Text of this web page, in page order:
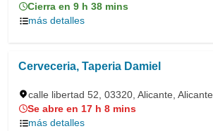
Cierra en 9 h 38 mins
más detalles
Cerveceria, Taperia Damiel
calle libertad 52, 03320, Alicante, Alicante
Se abre en 17 h 8 mins
más detalles